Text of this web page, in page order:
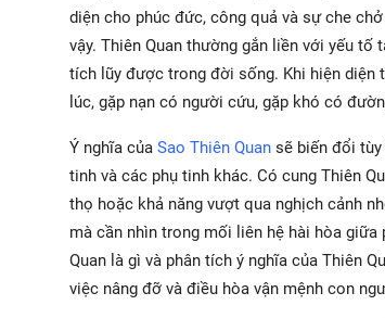
diện cho phúc đức, công quả và sự che
vậy. Thiên Quan thường gắn liền với yếu
tích lũy được trong đời sống. Khi hiện diện
lúc, gặp nạn có người cứu, gặp khó có
Ý nghĩa của Sao Thiên Quan sẽ biến đổi
tinh và các phụ tinh khác. Có cung Thiên
thọ hoặc khả năng vượt qua nghịch cảnh
mà cần nhìn trong mối liên hệ hài hòa
Quan là gì và phân tích ý nghĩa của Thiên
việc nâng đỡ và điều hòa vận mệnh con